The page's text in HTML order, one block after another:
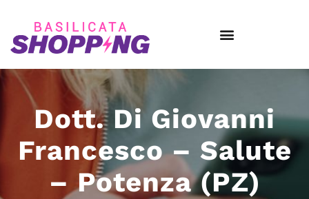
Dott. Di Giovanni
Francesco – Salute
– Potenza (PZ)